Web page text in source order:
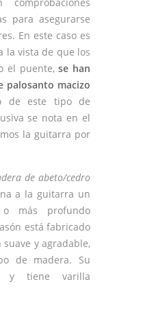
para asegurarse
En este caso es
la vista de que los
el puente,se han
palosanto macizo
de este tipo de
se nota en el
la guitarra por
de abeto/cedro
a la guitarra un
más profundo
está fabricado
y agradable,
de madera. Su
y tiene varilla